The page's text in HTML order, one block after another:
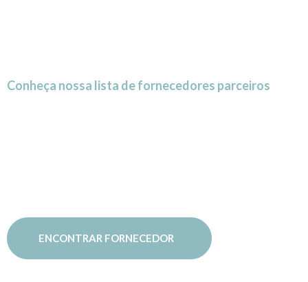
Conheça nossa lista de fornecedores parceiros
ENCONTRAR FORNECEDOR